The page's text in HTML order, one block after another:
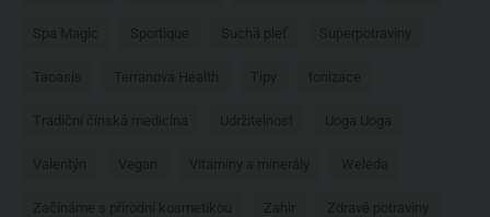
Spa Magic Sportique Suchá pleť Superpotraviny
Taoasis Terranova Health Tipy tonizace
Tradiční čínská medicína Udržitelnost Uoga Uoga
Valentýn Vegan Vitaminy a minerály Weleda
Začínáme s přírodní kosmetikou Zahir Zdravé potraviny